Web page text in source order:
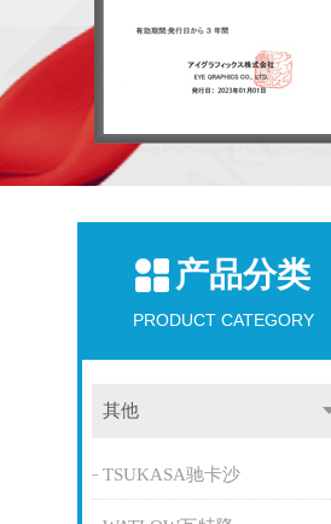
产品分类
PRODUCT CATEGORY
其他
TSUKASA驰卡沙